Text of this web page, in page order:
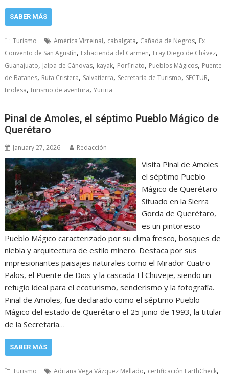
SABER MÁS
Turismo América Virreinal, cabalgata, Cañada de Negros, Ex
Convento de San Agustín, Exhacienda del Carmen, Fray Diego de Chávez,
Guanajuato, Jalpa de Cánovas, kayak, Porfiriato, Pueblos Mágicos, Puente
de Batanes, Ruta Cristera, Salvatierra, Secretaría de Turismo, SECTUR,
tirolesa,turismo de aventura,Yuriria
Pinal de Amoles, el séptimo Pueblo Mágico de
Querétaro
January 27, 2026 Redacción
Visita Pinal de Amoles
el séptimo Pueblo
Mágico de Querétaro
Situado en la Sierra
Gorda de Querétaro,
es un pintoresco
Pueblo Mágico caracterizado por su clima fresco, bosques de
niebla y arquitectura de estilo minero. Destaca por sus
impresionantes paisajes naturales como el Mirador Cuatro
Palos, el Puente de Dios y la cascada El Chuveje, siendo un
refugio ideal para el ecoturismo, senderismo y la fotografía.
Pinal de Amoles, fue declarado como el séptimo Pueblo
Mágico del estado de Querétaro el 25 junio de 1993, la titular
de la Secretaría…
SABER MÁS
Turismo Adriana Vega Vázquez Mellado, certificación EarthCheck,